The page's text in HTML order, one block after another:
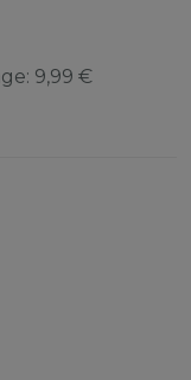
9,99 €